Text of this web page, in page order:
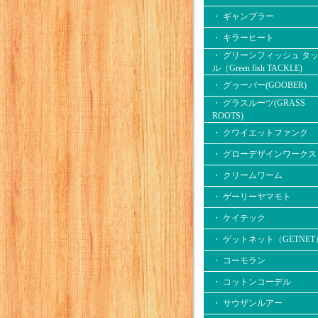
・ ギャンブラー
・ キラーヒート
・ グリーンフィッシュ タ
ル（Green fish TACKLE)
・ グゥーバー(GOOBER)
・ グラスルーツ(GRASS
ROOTS)
・ クワイエットファンク
・ グローデザインワークス
・ クリームワーム
・ ゲーリーヤマモト
・ ケイテック
・ ゲットネット（GETNET
・ コーモラン
・ コットンコーデル
・ サウザンルアー